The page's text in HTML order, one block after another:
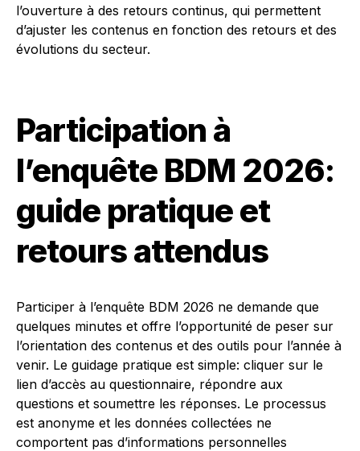
l’ouverture à des retours continus, qui permettent
d’ajuster les contenus en fonction des retours et des
évolutions du secteur.
Participation à
l’enquête BDM 2026:
guide pratique et
retours attendus
Participer à l’enquête BDM 2026 ne demande que
quelques minutes et offre l’opportunité de peser sur
l’orientation des contenus et des outils pour l’année à
venir. Le guidage pratique est simple: cliquer sur le
lien d’accès au questionnaire, répondre aux
questions et soumettre les réponses. Le processus
est anonyme et les données collectées ne
comportent pas d’informations personnelles